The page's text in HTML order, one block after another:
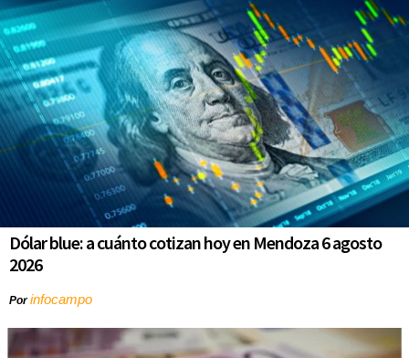
Dólar blue: a cuánto cotizan hoy en Mendoza 6 agosto
2026
Porinfocampo